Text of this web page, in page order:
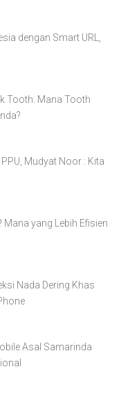
dengan Smart URL,
Tooth: Mana Tooth
Mudyat Noor : Kita
yang Lebih Efisien
Nada Dering Khas
Asal Samarinda